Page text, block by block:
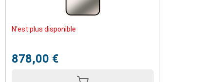
N'est plus disponible
878,00 €